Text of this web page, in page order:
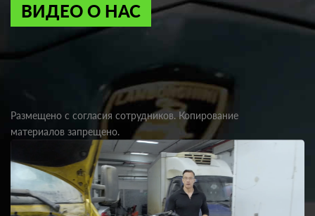
ВИДЕО О НАС
Размещено с согласия сотрудников. Копирование
материалов запрещено.